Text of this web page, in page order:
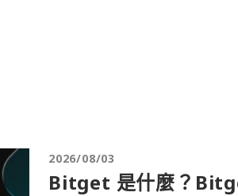
2026/08/03
Bitget 是什麼？